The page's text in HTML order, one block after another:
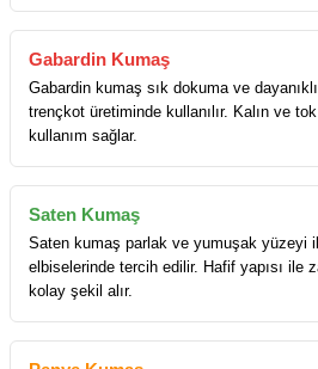
Gabardin Kumaş
Gabardin kumaş sık dokuma ve
trençkot üretiminde kullanılır. Kalın ve
kullanım sağlar.
Saten Kumaş
Saten kumaş parlak ve yumuşak yüzeyi
elbiselerinde tercih edilir. Hafif yapısı ile
kolay şekil alır.